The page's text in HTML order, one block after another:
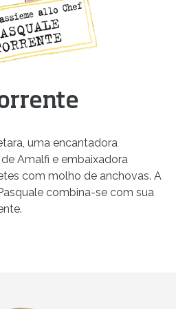
uma encantadora
Amalfi e embaixadora
com molho de anchovas. A
combina-se com sua